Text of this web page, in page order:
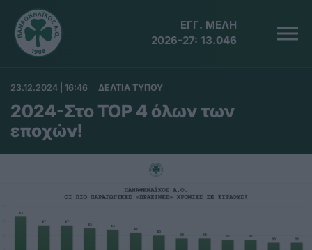
ΕΓΓ. ΜΕΛΗ
2026-27: 13.046
23.12.2024 | 16:46 ΔΕΛΤΙΑ ΤΥΠΟΥ
2024-Στο TOP 4 όλων των
εποχών!